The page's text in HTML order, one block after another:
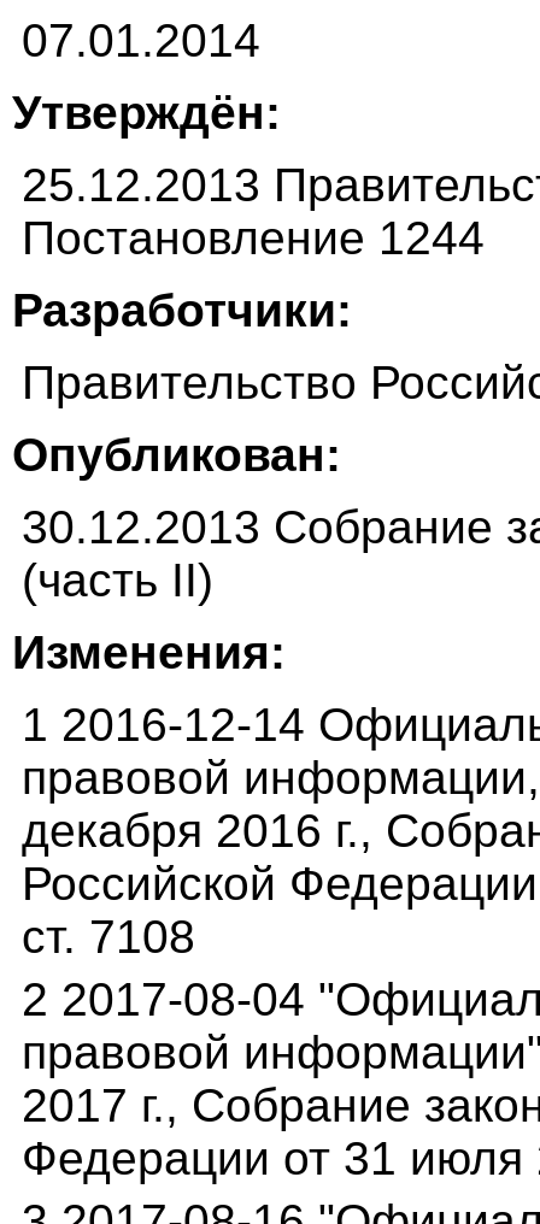
07.01.2014
Утверждён:
25.12.2013
Постановление 1244
Разработчики:
Правительство
Опубликован:
30.12.2013 Собрание
(часть II)
Изменения:
1 2016-12-14
правовой
декабря 2016 г.,
Российской
ст. 7108
2 2017-08-04
правовой
2017 г., Собрание
Федерации от 31 июля